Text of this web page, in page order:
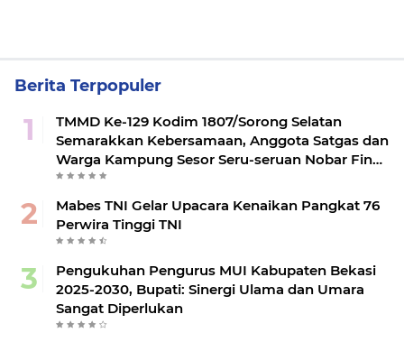
Berita Terpopuler
TMMD Ke-129 Kodim 1807/Sorong Selatan
Semarakkan Kebersamaan, Anggota Satgas dan
Warga Kampung Sesor Seru-seruan Nobar Final
Piala Dunia 2026
Mabes TNI Gelar Upacara Kenaikan Pangkat 76
Perwira Tinggi TNI
Pengukuhan Pengurus MUI Kabupaten Bekasi
2025-2030, Bupati: Sinergi Ulama dan Umara
Sangat Diperlukan